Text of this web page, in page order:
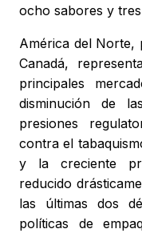
ocho sabores y
América del Norte,
Canadá,
principales
disminución de
presiones
contra el
y la creciente
reducido
las últimas dos
políticas de